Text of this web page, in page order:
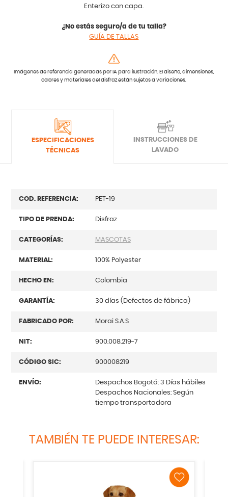
Enterizo con capa.
¿No estás seguro/a de tu talla?
GUÍA DE TALLAS
Imágenes de referencia generadas por IA para ilustración. El diseño, dimensiones,
colores y materiales del disfraz están sujetos a variaciones.
ESPECIFICACIONES
TÉCNICAS
INSTRUCCIONES DE
LAVADO
COD. REFERENCIA: PET-19
TIPO DE PRENDA: Disfraz
CATEGORÍAS: MASCOTAS
MATERIAL: 100% Polyester
HECHO EN: Colombia
GARANTÍA: 30 días (Defectos de fábrica)
FABRICADO POR: Morai S.A.S
NIT: 900.008.219-7
CÓDIGO SIC: 900008219
ENVÍO:
Despachos Bogotá: 3 Días hábiles
Despachos Nacionales: Según
tiempo transportadora
TAMBIÉN TE PUEDE INTERESAR: